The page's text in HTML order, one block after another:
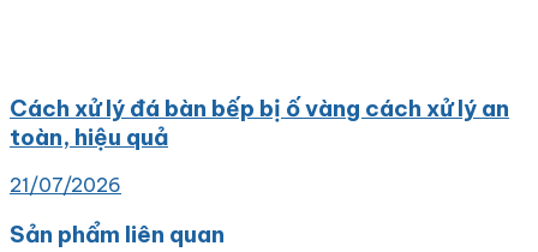
Cách xử lý đá bàn bếp bị ố vàng cách xử lý an
toàn, hiệu quả
21/07/2026
Sản phẩm liên quan